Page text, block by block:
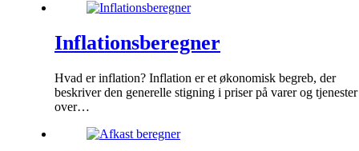
Inflationsberegner
Hvad er inflation? Inflation er et økonomisk begreb, der
beskriver den generelle stigning i priser på varer og tjenester
over…